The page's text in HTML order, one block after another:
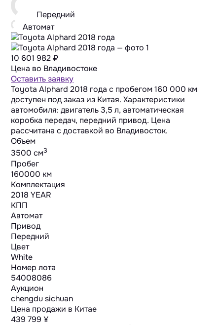
Передний
Автомат
10 601 982 ₽
Цена во Владивостоке
Оставить заявку
Toyota Alphard 2018 года с пробегом 160 000 км
доступен под заказ из Китая. Характеристики
автомобиля: двигатель 3,5 л, автоматическая
коробка передач, передний привод. Цена
рассчитана с доставкой во Владивосток.
Объем
3500 cм3
Пробег
160000 км
Комплектация
2018 YEAR
КПП
Автомат
Привод
Передний
Цвет
White
Номер лота
54008086
Аукцион
chengdu sichuan
Цена продажи в Китае
439 799 ¥